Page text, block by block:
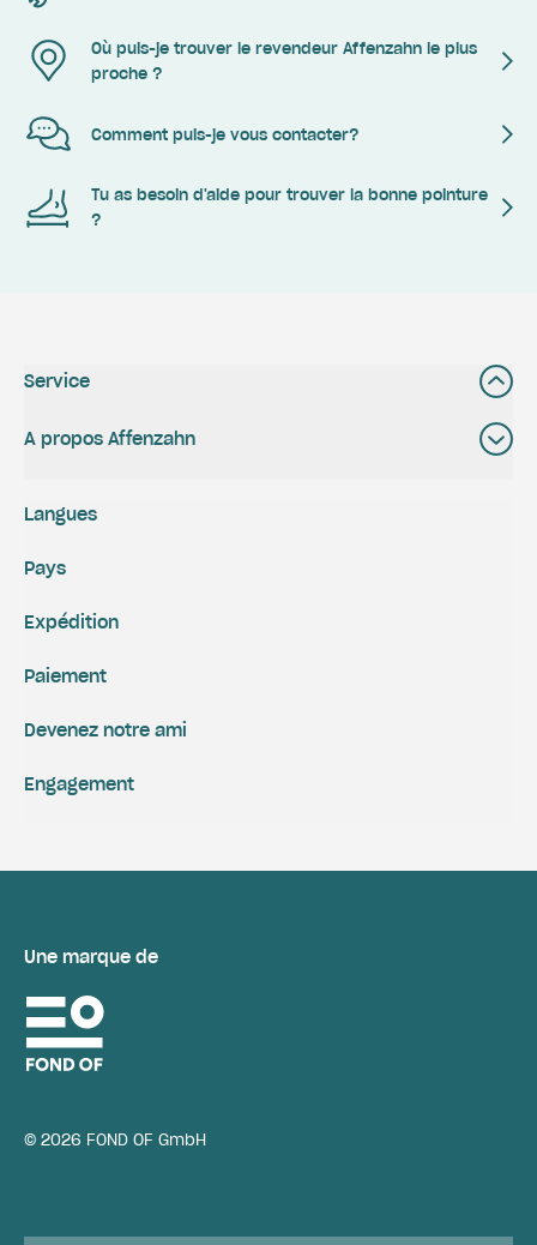
Où puis-je trouver le revendeur Affenzahn le plus
proche ?
Comment puis-je vous contacter?
Tu as besoin d'aide pour trouver la bonne pointure
?
Service
A propos Affenzahn
Expédition
Paiement
Engagement
Devenez notre ami
Langues
Pays
Une marque de
© 2026 FOND OF GmbH